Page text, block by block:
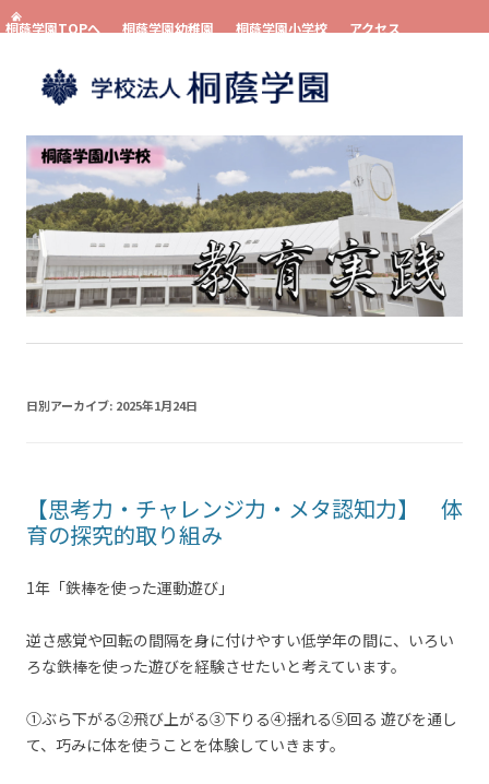
桐蔭学園TOPへ 桐蔭学園幼稚園 桐蔭学園小学校
アクセス
コンテンツへスキップ
日別アーカイブ: 2025年1月24日
【思考力・チャレンジ力・メタ認知力】 体
育の探究的取り組み
1年「鉄棒を使った運動遊び」
逆さ感覚や回転の間隔を身に付けやすい低学年の間に、いろい
ろな鉄棒を使った遊びを経験させたいと考えています。
①ぶら下がる②飛び上がる③下りる④揺れる⑤回る 遊びを通し
て、巧みに体を使うことを体験していきます。